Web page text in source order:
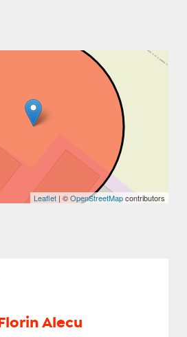
Leaflet | ©OpenStreetMapcontributors
Florin Alecu